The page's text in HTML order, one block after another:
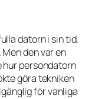
datorn i sin tid,
den var en
persondatorn
göra tekniken
för vanliga